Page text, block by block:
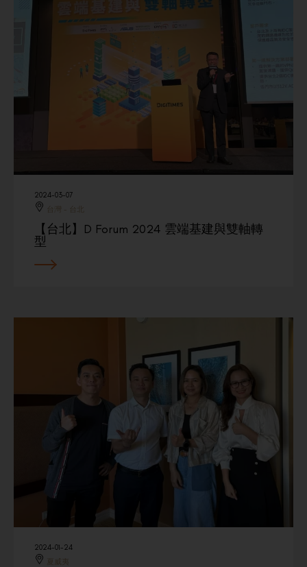
2024-03-07
【台北】D Forum 2024 雲端基建與雙軸轉
型
2024-01-24
夏威夷